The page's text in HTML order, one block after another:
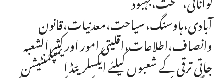
آبادی،ہاوسنگ،سیاحت،معدنیات،قانون
وانصاف،اطلاعات،اقلیتی امور اور کثیر الشعبہ
جاتی ترقی کے شعبوں کیلئے ایکسلریٹڈ ایمپلمنٹیشن